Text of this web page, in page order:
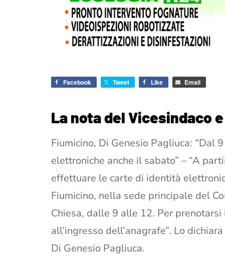
Facebook Tweet Like Email
La nota del Vicesindaco
Fiumicino, Di Genesio Pagliuca: “Dal
elettroniche anche il sabato” – “A
effettuare le carte di identità
Fiumicino, nella sede principale del
Chiesa, dalle 9 alle 12. Per
all’ingresso dell’anagrafe”. Lo
Di Genesio Pagliuca.